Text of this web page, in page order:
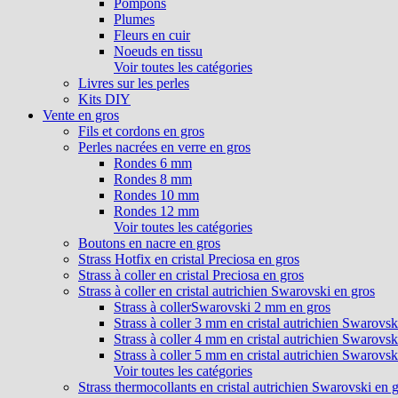
Pompons
Plumes
Fleurs en cuir
Noeuds en tissu
Voir toutes les catégories
Livres sur les perles
Kits DIY
Vente en gros
Fils et cordons en gros
Perles nacrées en verre en gros
Rondes 6 mm
Rondes 8 mm
Rondes 10 mm
Rondes 12 mm
Voir toutes les catégories
Boutons en nacre en gros
Strass Hotfix en cristal Preciosa en gros
Strass à coller en cristal Preciosa en gros
Strass à coller en cristal autrichien Swarovski en gros
Strass à collerSwarovski 2 mm en gros
Strass à coller 3 mm en cristal autrichien
Strass à coller 4 mm en cristal autrichien
Strass à coller 5 mm en cristal autrichien
Voir toutes les catégories
Strass thermocollants en cristal autrichien Swarovski en